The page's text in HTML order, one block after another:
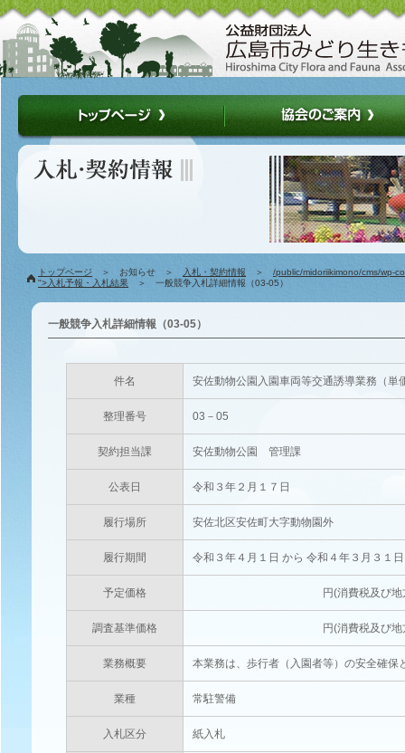
トップページ ＞ お知らせ ＞ 入札・契約情報 ＞ /public/midoriikimono/cms/wp-
">入札予報・入札結果 ＞ 一般競争入札詳細情報（03-05）
一般競争入札詳細情報（03-05）
件名 安佐動物公園入園車両等交通誘導業務（単
整理番号 03－05
契約担当課 安佐動物公園 管理課
公表日 令和３年２月１７日
履行場所 安佐北区安佐町大字動物園外
履行期間 令和３年４月１日 から 令和４年３月３１
予定価格 円(消費税及び地方消費税相
調査基準価格 円(消費税及び地方消費税相
業務概要 本業務は、歩行者（入園者等）の安全確
業種 常駐警備
入札区分 紙入札